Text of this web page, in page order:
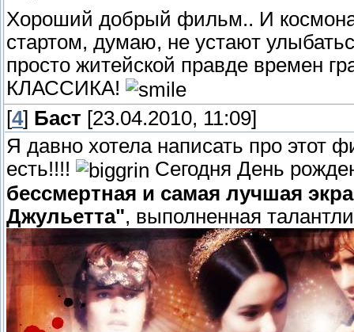
Хороший добрый фильм.. И
стартом, думаю, не устают
просто житейской правде времен
КЛАССИКА!
[4] Баст [23.04.2010, 11:09]
Я давно хотела написать про этот
есть!!!!
Сегодня День
бессмертная и самая лучшая
Джульетта", выполненная